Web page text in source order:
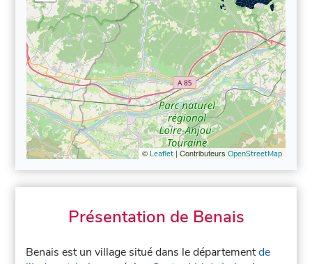
© Leaflet| Contributeurs OpenStreetMap
Présentation de Benais
Benais est un village situé dans le départementde